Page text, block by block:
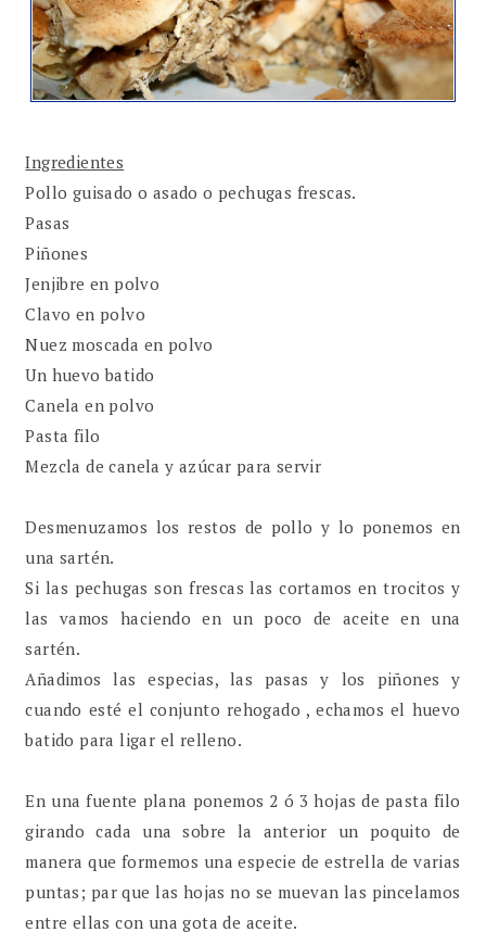
Ingredientes
Pollo guisado o asado o pechugas frescas.
Pasas
Piñones
Jenjibre en polvo
Clavo en polvo
Nuez moscada en polvo
Un huevo batido
Canela en polvo
Pasta filo
Mezcla de canela y azúcar para servir
Desmenuzamos los restos de pollo y lo ponemos en
una sartén.
Si las pechugas son frescas las cortamos en trocitos y
las vamos haciendo en un poco de aceite en una
sartén.
Añadimos las especias, las pasas y los piñones y
cuando esté el conjunto rehogado , echamos el huevo
batido para ligar el relleno.
En una fuente plana ponemos 2 ó 3 hojas de pasta filo
girando cada una sobre la anterior un poquito de
manera que formemos una especie de estrella de varias
puntas; par que las hojas no se muevan las pincelamos
entre ellas con una gota de aceite.